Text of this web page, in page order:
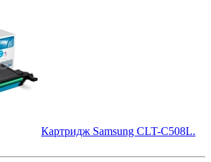
Картридж Samsung CLT-C508L.